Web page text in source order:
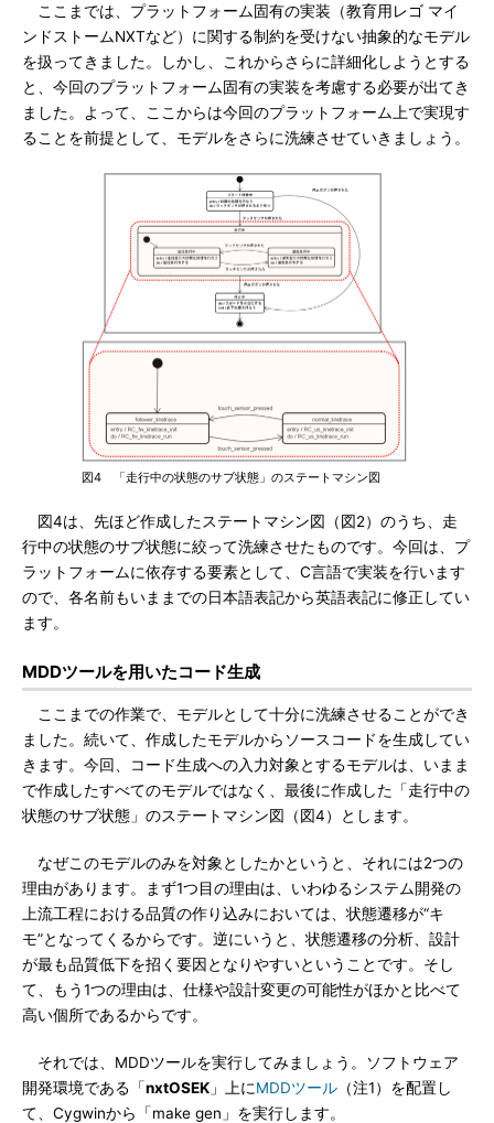
ここまでは、プラットフォーム固有の実装（教育用レゴ マイ
ンドストームNXTなど）に関する制約を受けない抽象的なモデル
を扱ってきました。しかし、これからさらに詳細化しようとする
と、今回のプラットフォーム固有の実装を考慮する必要が出てき
ました。よって、ここからは今回のプラットフォーム上で実現す
ることを前提として、モデルをさらに洗練させていきましょう。
図4 「走行中の状態のサブ状態」のステートマシン図
図4は、先ほど作成したステートマシン図（図2）のうち、走
行中の状態のサブ状態に絞って洗練させたものです。今回は、プ
ラットフォームに依存する要素として、C言語で実装を行います
ので、各名前もいままでの日本語表記から英語表記に修正してい
ます。
MDDツールを用いたコード生成
ここまでの作業で、モデルとして十分に洗練させることができ
ました。続いて、作成したモデルからソースコードを生成してい
きます。今回、コード生成への入力対象とするモデルは、いまま
で作成したすべてのモデルではなく、最後に作成した「走行中の
状態のサブ状態」のステートマシン図（図4）とします。
なぜこのモデルのみを対象としたかというと、それには2つの
理由があります。まず1つ目の理由は、いわゆるシステム開発の
上流工程における品質の作り込みにおいては、状態遷移が“キ
モ”となってくるからです。逆にいうと、状態遷移の分析、設計
が最も品質低下を招く要因となりやすいということです。そし
て、もう1つの理由は、仕様や設計変更の可能性がほかと比べて
高い個所であるからです。
それでは、MDDツールを実行してみましょう。ソフトウェア
開発環境である「nxtOSEK 」上にMDDツール （注1）を配置し
て、Cygwinから「make gen」を実行します。